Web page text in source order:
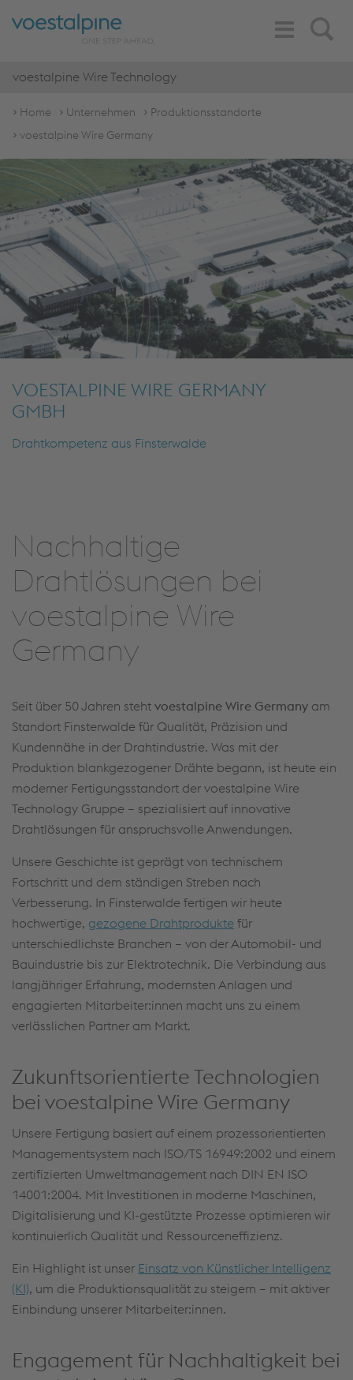
Search
Toggle
Navigation
voestalpine Wire Technology
Home Unternehmen
Produktionsstandorte
voestalpine Wire Germany
VOESTALPINE WIRE GERMANY
GMBH
Drahtkompetenz aus Finsterwalde
Nachhaltige
Drahtlösungen bei
voestalpine Wire
Germany
Seit über 50 Jahren steht voestalpine Wire Germany am
Standort Finsterwalde für Qualität, Präzision und
Kundennähe in der Drahtindustrie. Was mit der
Produktion blankgezogener Drähte begann, ist heute ein
moderner Fertigungsstandort der voestalpine Wire
Technology Gruppe – spezialisiert auf innovative
Drahtlösungen für anspruchsvolle Anwendungen.
Unsere Geschichte ist geprägt von technischem
Fortschritt und dem ständigen Streben nach
Verbesserung. In Finsterwalde fertigen wir heute
hochwertige, gezogene Drahtprodukte für
unterschiedlichste Branchen – von der Automobil- und
Bauindustrie bis zur Elektrotechnik. Die Verbindung aus
langjähriger Erfahrung, modernsten Anlagen und
engagierten Mitarbeiter:innen macht uns zu einem
verlässlichen Partner am Markt.
Zukunftsorientierte Technologien
bei voestalpine Wire Germany
Unsere Fertigung basiert auf einem prozessorientierten
Managementsystem nach ISO/TS 16949:2002 und einem
zertifizierten Umweltmanagement nach DIN EN ISO
14001:2004. Mit Investitionen in moderne Maschinen,
Digitalisierung und KI-gestützte Prozesse optimieren wir
kontinuierlich Qualität und Ressourceneffizienz.
Ein Highlight ist unser Einsatz von Künstlicher Intelligenz
(KI), um die Produktionsqualität zu steigern – mit aktiver
Einbindung unserer Mitarbeiter:innen.
Engagement für Nachhaltigkeit bei